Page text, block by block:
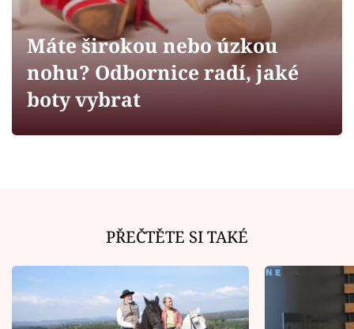
Sledujte prima+
Filmový festival Karlovy Vary
Sledujte nás
Máte širokou nebo úzkou
nohu? Odbornice radí, jaké
boty vybrat
PŘEČTĚTE SI TAKÉ